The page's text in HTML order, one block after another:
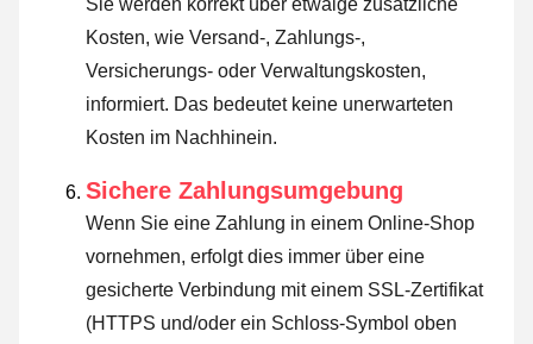
Kosten, wie Versand-, Zahlungs-,
Versicherungs- oder Verwaltungskosten,
informiert. Das bedeutet keine unerwarteten
Kosten im Nachhinein.
Sichere Zahlungsumgebung
Wenn Sie eine Zahlung in einem Online-Shop
vornehmen, erfolgt dies immer über eine
gesicherte Verbindung mit einem SSL-Zertifikat
(HTTPS und/oder ein Schloss-Symbol oben